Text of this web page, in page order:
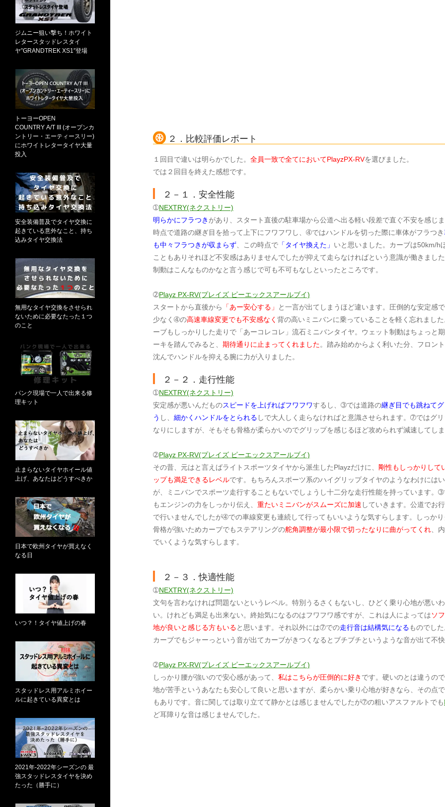
２．比較評価レポート
１回目で違いは明らかでした。 全員一致で全てにおいてPlayzPX-RVを選びました。
では２回目を終えた感想です。
２－１．安全性能
➀NEXTRY(ネクストリー)
明らかにフラつき があり、スタート直後の駐車場から公道へ出る軽い段差で直ぐ不安を感じ
時点で道路の継ぎ目を拾って上下にフワフワし、➃ではハンドルを切った際に車体がフラつき
も中々フラつきが収まらず、この時点で 「タイヤ換えた」 いと思いました。カーブは50km/h
こともありそれほど不安感はありませんでしたが抑えて走らなければという意識が働きまし
制動はこんなものかなと言う感じで可も不可もなしといったところです。
➁Playz PX-RV(プレイズ ピーエックスアールブイ)
スタートから直後から
「あー安心する」
と一言が出てしまうほど違います。圧倒的な安定感
少なく➃の高速車線変更でも不安感なく 背の高いミニバンに乗っていることを軽く忘れまし
ーブもしっかりした走りで「あーコレコレ」流石ミニバンタイヤ。ウェット制動はちょっと
ーキを踏んでみると、 期待通りに止まってくれました。踏み始めからよく利いた分、フロン
沈んでハンドルを抑える腕に力が入りました。
２－２．走行性能
➀NEXTRY(ネクストリー)
安定感が悪いんだものスピードを上げればフワフワするし、➂では道路の継ぎ目でも跳ねて
う し、 細かくハンドルをとられる しで大人しく走らなければと意識させられます。➆ではグ
なりにしますが、そもそも骨格が柔らかいのでグリップを感じるほど攻められず減速してしま
➁Playz PX-RV(プレイズ ピーエックスアールブイ)
その昔、元はと言えばライトスポーツタイヤから派生したPlayzだけに、 剛性もしっかりして
ップも満足できるレベルです。もちろんスポーツ系のハイグリップタイヤのようなわけには
が、ミニバンでスポーツ走行することもないでしょうし十二分な走行性能を持っています。
もエンジンの力をしっかり伝え、 重たいミニバンがスムーズに加速 していきます。公道でお
で行いませんでしたが➃での車線変更も連続して行ってもいいような気すらします。しっかり
骨格が強いためカーブでもステアリングの舵角調整が最小限で切ったなりに曲がってくれ、
でいくような気すらします。
２－３．快適性能
➀NEXTRY(ネクストリー)
文句を言わなければ問題ないというレベル。特別うるさくもないし、ひどく乗り心地が悪い
い。けれども満足も出来ない。終始気になるのはフワフワ感ですが、これは人によってはソ
地が良いと感じる方もいると思います。それ以外には➆での走行音は結構気になるものでし
カーブでもジャーっという音が出てカーブがきつくなるとブチブチというような音が出て不快
➁Playz PX-RV(プレイズ ピーエックスアールブイ)
しっかり腰が強いので安心感があって、 私はこちらが圧倒的に好き です。硬いのとは違うの
地が苦手というあなたも安心して良いと思いますが、柔らかい乗り心地が好きなら、その点
もありです。音に関しては取り立てて静かとは感じませんでしたが➆の粗いアスファルトでも
ど耳障りな音は感じませんでした。
ジムニー狙い撃ち！ホワイト
レタースタッドレスタイ
ヤ”GRANDTREK XS1″登場
トーヨーOPEN
COUNTRY A/T III (オープンカ
ントリー・エーティースリー)
にホワイトレタータイヤ大量
投入
安全装備普及でタイヤ交換に
起きている意外なこと、持ち
込みタイヤ交換法
無用なタイヤ交換をさせられ
ないために必要なたった１つ
のこと
パンク現場で一人で出来る修
理キット
止まらないタイヤホイール値
上げ、あなたはどうすべきか
日本で欧州タイヤが買えなく
なる日
いつ？！タイヤ値上げの春
スタッドレス用アルミホイー
ルに起きている異変とは
2021年-2022年シーズンの 最
強スタッドレスタイヤを決め
たった（勝手に）